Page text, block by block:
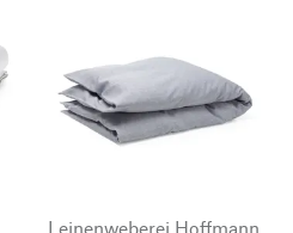
Leinenweberei Hoffmann